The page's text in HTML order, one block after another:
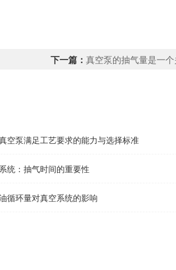
下一篇： 真空泵的抽气量是一
空泵满足工艺要求的能力与选择标准
统：抽气时间的重要性
循环量对真空系统的影响